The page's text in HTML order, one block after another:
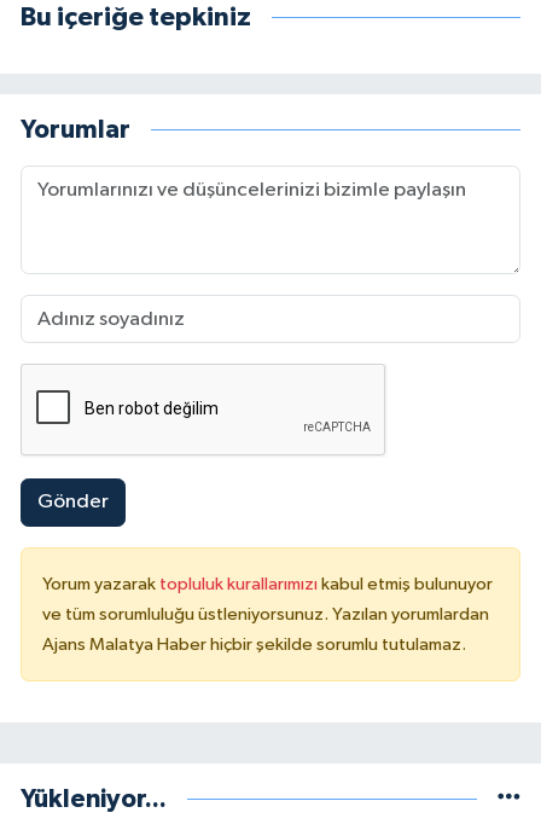
Bu içeriğe tepkiniz
Yorumlar
Gönder
Yorum yazarak topluluk kurallarımızı kabul etmiş bulunuyor
ve tüm sorumluluğu üstleniyorsunuz. Yazılan yorumlardan
Ajans Malatya Haber hiçbir şekilde sorumlu tutulamaz.
Yükleniyor...